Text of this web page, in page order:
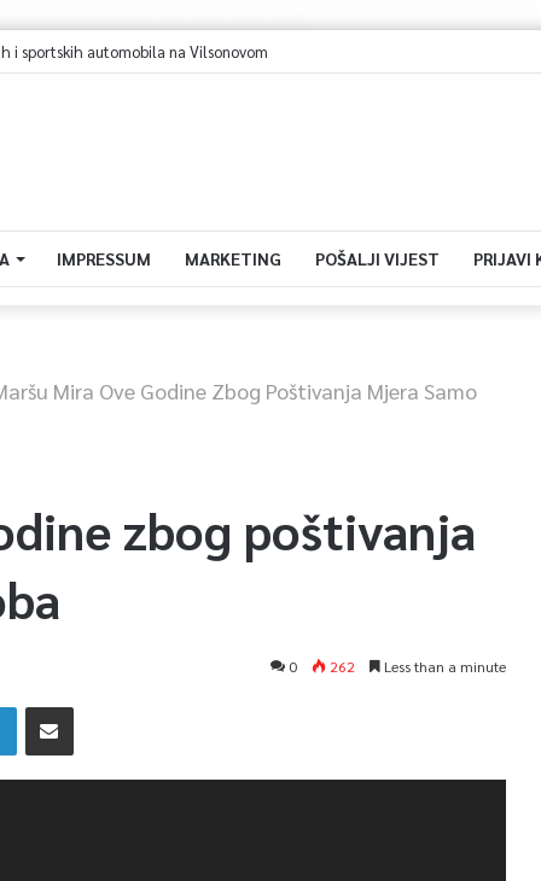
u avgustu centar regiona: Stižu lideri evropskih gradova
IMPRESSUM MARKETING POŠALJI VIJEST PRIJAVI
Mira Ove Godine Zbog Poštivanja Mjera Samo
zbog poštivanja
0 262 Less than a minute